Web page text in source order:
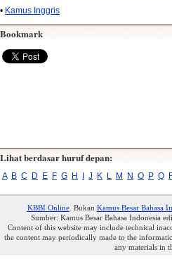
• Kamus Inggris
Bookmark
Lihat berdasar huruf depan:
A B C D E F G H J K L M N O P Q
KBBI Online. Bukan Kamus Besar Bahasa
Sumber: Kamus Besar Bahasa Indonesia
Content of this website may include technical
the content may periodically made to the
any materials in